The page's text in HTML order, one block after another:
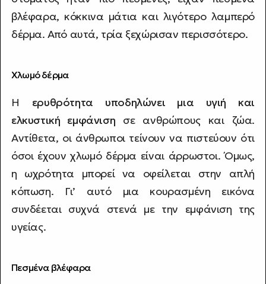
βλέφαρα, κόκκινα μάτια και λιγότερο λαμπερό
δέρμα. Από αυτά, τρία ξεχώρισαν περισσότερο.
Χλωμό δέρμα
Η ερυθρότητα υποδηλώνει μια υγιή και
ελκυστική εμφάνιση σε ανθρώπους και ζώα.
Αντίθετα, οι άνθρωποι τείνουν να πιστεύουν ότι
όσοι έχουν χλωμό δέρμα είναι άρρωστοι. Όμως,
η ωχρότητα μπορεί να οφείλεται στην απλή
κόπωση. Γι’ αυτό μια κουρασμένη εικόνα
συνδέεται συχνά στενά με την εμφάνιση της
υγείας.
Πεσμένα βλέφαρα